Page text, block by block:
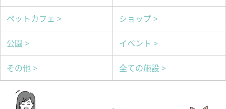
ペットカフェ > ショップ >
公園 > イベント >
その他 > 全ての施設 >